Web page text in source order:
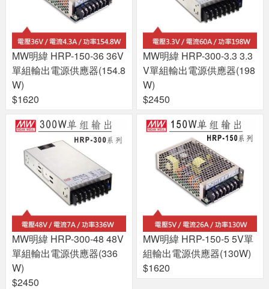
MW明緯 HRP-150-36 36V
單組輸出電源供應器(154.8
W)
$1620
MW明緯 HRP-300-3.3 3.3
V單組輸出電源供應器(198
W)
$2450
MW明緯 HRP-300-48 48V
單組輸出電源供應器(336
W)
$2450
MW明緯 HRP-150-5 5V單
組輸出電源供應器(130W)
$1620